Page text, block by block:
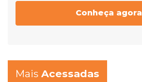
Conheça agora
Mais Acessadas